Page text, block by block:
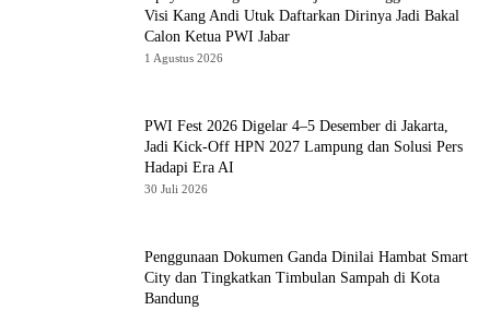
Visi Kang Andi Utuk Daftarkan Dirinya Jadi Bakal
Calon Ketua PWI Jabar
1 Agustus 2026
PWI Fest 2026 Digelar 4–5 Desember di Jakarta,
Jadi Kick-Off HPN 2027 Lampung dan Solusi Pers
Hadapi Era AI
30 Juli 2026
Penggunaan Dokumen Ganda Dinilai Hambat Smart
City dan Tingkatkan Timbulan Sampah di Kota
Bandung